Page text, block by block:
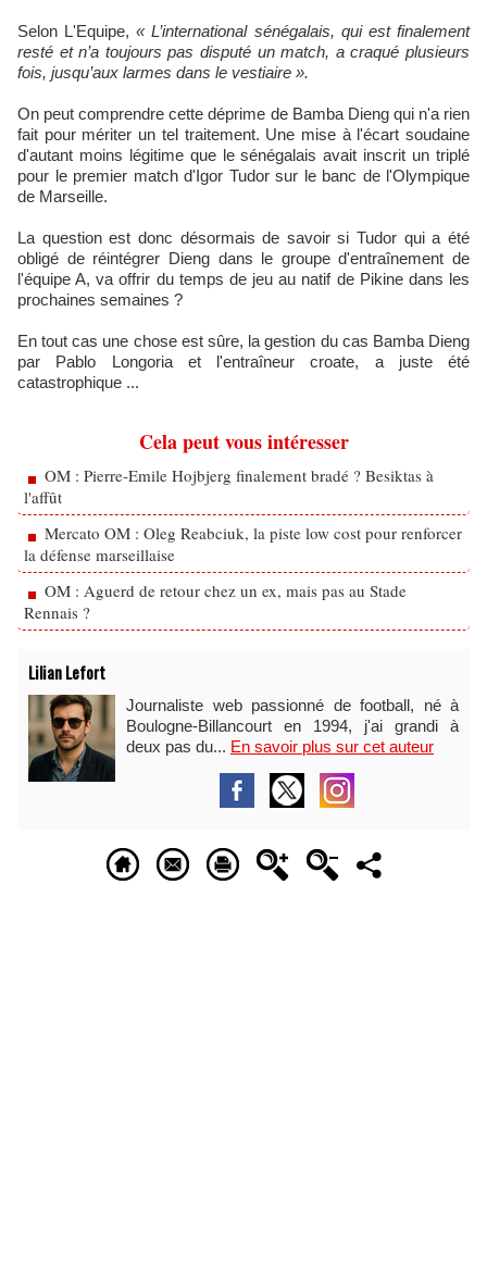
Selon L'Equipe,« L’international sénégalais, qui est finalement
resté et n’a toujours pas disputé un match, a craqué plusieurs
fois, jusqu’aux larmes dans le vestiaire ».
On peut comprendre cette déprime de Bamba Dieng qui n'a rien
fait pour mériter un tel traitement. Une mise à l'écart soudaine
d'autant moins légitime que le sénégalais avait inscrit un triplé
pour le premier match d'Igor Tudor sur le banc de l'Olympique
de Marseille.
La question est donc désormais de savoir si Tudor qui a été
obligé de réintégrer Dieng dans le groupe d'entraînement de
l'équipe A, va offrir du temps de jeu au natif de Pikine dans les
prochaines semaines ?
En tout cas une chose est sûre, la gestion du cas Bamba Dieng
par Pablo Longoria et l'entraîneur croate, a juste été
catastrophique ...
Cela peut vous intéresser
OM : Pierre-Emile Hojbjerg finalement bradé ? Besiktas à
l'affût
Mercato OM : Oleg Reabciuk, la piste low cost pour renforcer
la défense marseillaise
OM : Aguerd de retour chez un ex, mais pas au Stade
Rennais ?
Lilian Lefort
Journaliste web passionné de football, né à
Boulogne-Billancourt en 1994, j'ai grandi à
deux pas du... En savoir plus sur cet auteur